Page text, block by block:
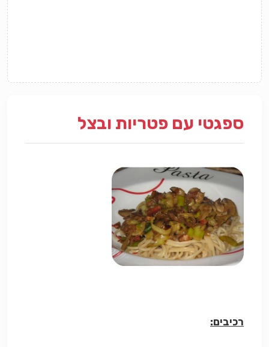
ספגטי עם פטריות ובצל
רכיבים: